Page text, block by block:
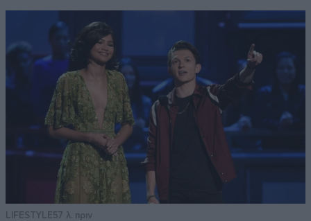
LIFESTYLE57 λ. πριν